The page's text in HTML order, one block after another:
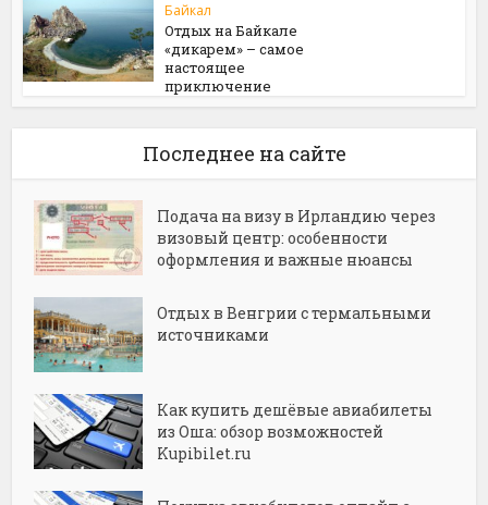
Байкал
Отдых на Байкале
«дикарем» – самое
настоящее
приключение
Последнее на сайте
Подача на визу в Ирландию через
визовый центр: особенности
оформления и важные нюансы
Отдых в Венгрии с термальными
источниками
Как купить дешёвые авиабилеты
из Оша: обзор возможностей
Kupibilet.ru